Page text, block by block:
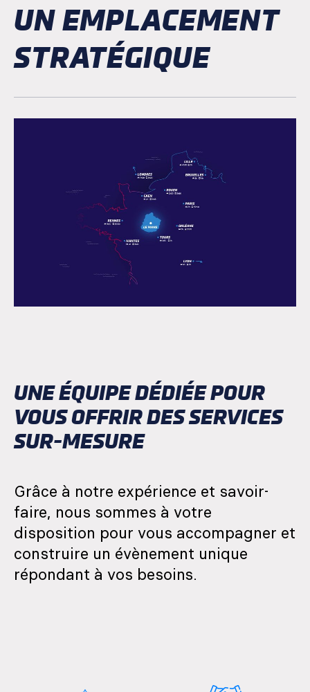
UN EMPLACEMENT
STRATÉGIQUE
UNE ÉQUIPE DÉDIÉE POUR
VOUS OFFRIR DES SERVICES
SUR-MESURE
Grâce à notre expérience et savoir-
faire, nous sommes à votre
disposition pour vous accompagner et
construire un évènement unique
répondant à vos besoins.